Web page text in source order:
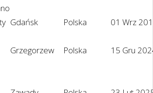
Gdańsk Polska 01 Wrz
Grzegorzew Polska 15 Gru